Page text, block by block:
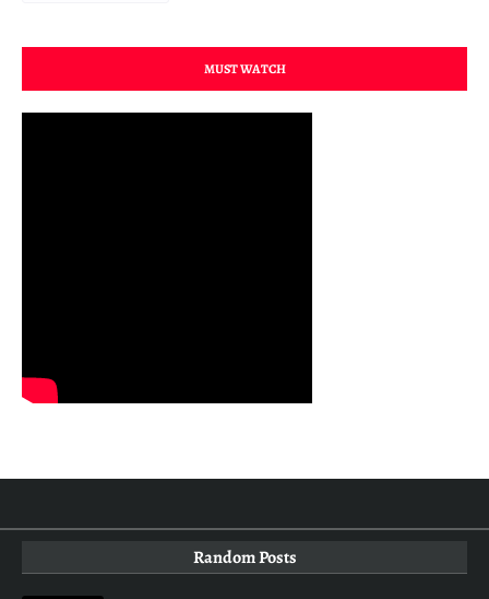
MUST WATCH
Random Posts